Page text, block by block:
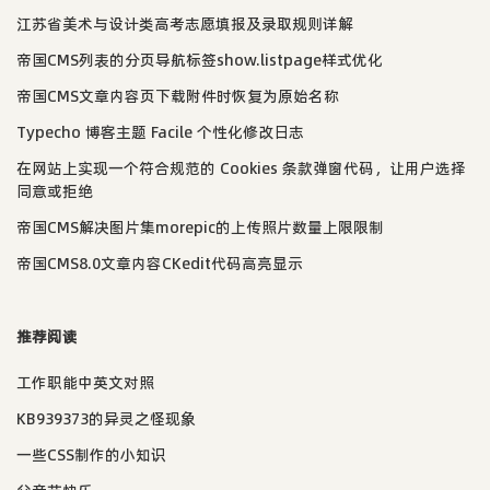
江苏省美术与设计类高考志愿填报及录取规则详解
帝国CMS列表的分页导航标签show.listpage样式优化
帝国CMS文章内容页下载附件时恢复为原始名称
Typecho 博客主题 Facile 个性化修改日志
在网站上实现一个符合规范的 Cookies 条款弹窗代码，让用户选择
同意或拒绝
帝国CMS解决图片集morepic的上传照片数量上限限制
帝国CMS8.0文章内容CKedit代码高亮显示
推荐阅读
工作职能中英文对照
KB939373的异灵之怪现象
一些CSS制作的小知识